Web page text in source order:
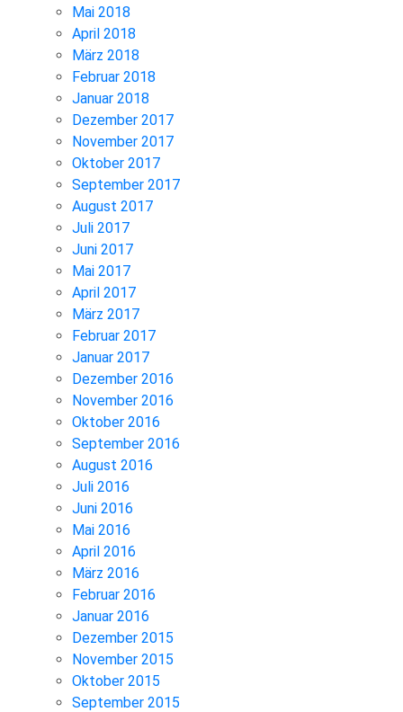
Mai 2018
April 2018
März 2018
Februar 2018
Januar 2018
Dezember 2017
November 2017
Oktober 2017
September 2017
August 2017
Juli 2017
Juni 2017
Mai 2017
April 2017
März 2017
Februar 2017
Januar 2017
Dezember 2016
November 2016
Oktober 2016
September 2016
August 2016
Juli 2016
Juni 2016
Mai 2016
April 2016
März 2016
Februar 2016
Januar 2016
Dezember 2015
November 2015
Oktober 2015
September 2015